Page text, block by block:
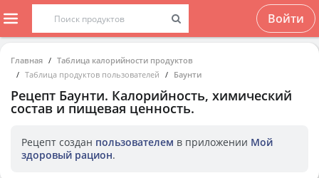
Войти
Главная
Таблица калорийности продуктов
Таблица продуктов пользователей
Баунти
Рецепт Баунти. Калорийность, химический
состав и пищевая ценность.
Рецепт создан пользователем в приложении Мой
здоровый рацион.